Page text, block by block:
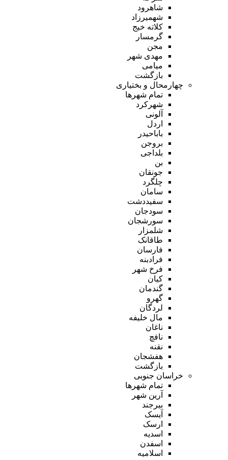
شاهرود
شهمیرزاد
کلاته خیج
گرمسار
مجن
مهدی شهر
میامی
بازگشت
چهارمحال و بختیاری
تمام شهر‌ها
شهرکرد
آلونی
اردل
باباحیدر
بروجن
بلداجی
بن
جونقان
چلگرد
سامان
سفیددشت
سودجان
سورشجان
شلمزار
طاقانک
فارسان
فرادبنه
فرخ شهر
کیان
گندمان
گهرو
لردگان
مال خلیفه
ناغان
نافچ
نقنه
هفشجان
بازگشت
خراسان جنوبی
تمام شهر‌ها
آرین شهر
بیرجند
آیسک
ارسک
اسدیه
اسفدن
اسلامیه